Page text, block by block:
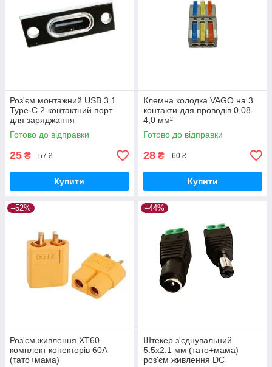
Роз'єм монтажний USB 3.1
Туре-C 2-контактний порт
для заряджання
Готово до відправки
25 ₴ 57 ₴
Купити
Клемна колодка VAGO на 3
контакти для проводів 0,08-
4,0 мм²
Готово до відправки
28 ₴ 60 ₴
Купити
–52%
Роз'єм живлення XT60
комплект конекторів 60А
(тато+мама)
–44%
Штекер з'єднувальний
5.5х2.1 мм (тато+мама)
роз'єм живлення DC